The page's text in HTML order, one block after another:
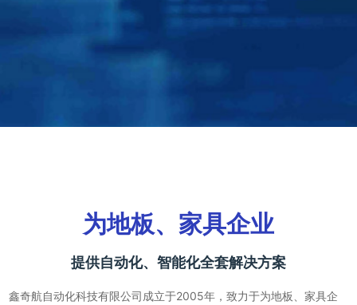
为地板、家具企业
提供⾃动化、智能化全套解决⽅案
鑫奇航⾃动化科技有限公司成⽴于2005年，致⼒于为地板、家具企